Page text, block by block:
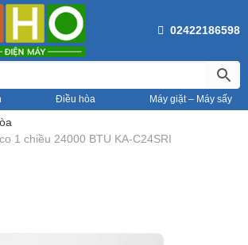
02422186598
Điều hòa Máy giặt – Máy sấy
1 chiều 24000 BTU KA-C24SRI